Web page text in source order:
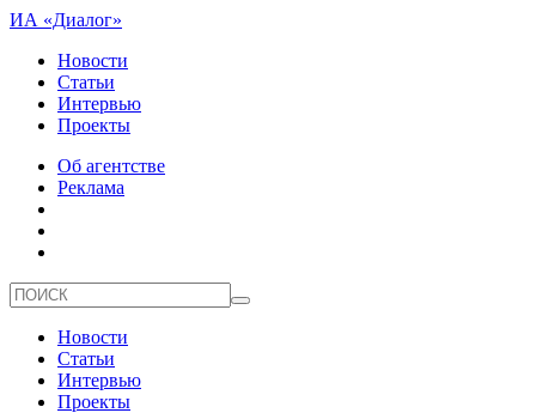
ИА «Диалог»
Новости
Статьи
Интервью
Проекты
Об агентстве
Реклама
Новости
Статьи
Интервью
Проекты